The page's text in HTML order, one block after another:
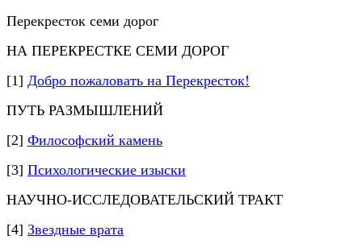
Перекресток семи дорог
НА ПЕРЕКРЕСТКЕ СЕМИ ДОРОГ
[1] Добро пожаловать на Перекресток!
ПУТЬ РАЗМЫШЛЕНИЙ
[2] Философский камень
[3] Психологические изыски
НАУЧНО-ИССЛЕДОВАТЕЛЬСКИЙ ТРАКТ
[4] Звездные врата